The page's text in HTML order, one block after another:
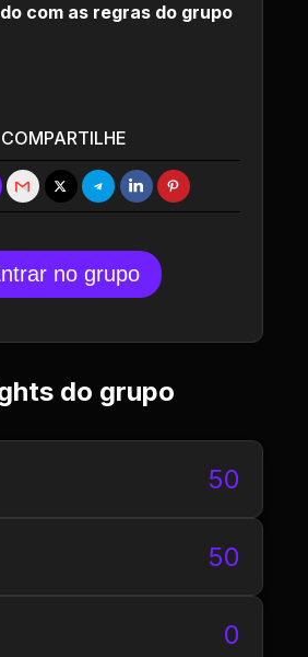
com as regras do grupo
COMPARTILHE
no grupo
do grupo
50
50
0